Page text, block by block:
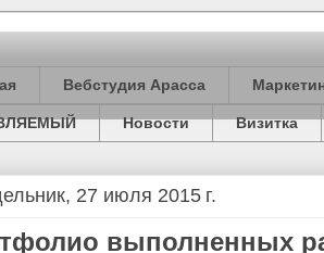
Вебстудия Арасса
Новости Визитка
27 июля 2015 г.
выполненных